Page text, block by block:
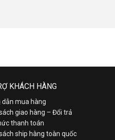
KHÁCH HÀNG
dẫn mua hàng
giao hàng – Đổi trả
thanh toán
ship hàng toàn quốc